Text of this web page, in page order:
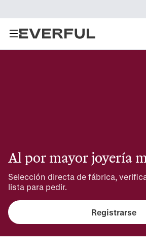
Al por mayor joyería
Selección directa de fábrica,
lista para pedir.
Registrarse